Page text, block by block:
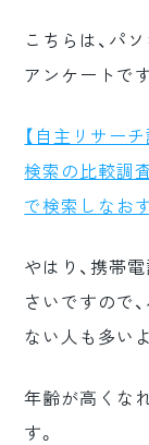
こちらは、パ
アンケートです
【自主リサー
検索の比較調
で検索しなお
やはり、携帯
さいですので
ない人も多い
年齢が高くな
す。